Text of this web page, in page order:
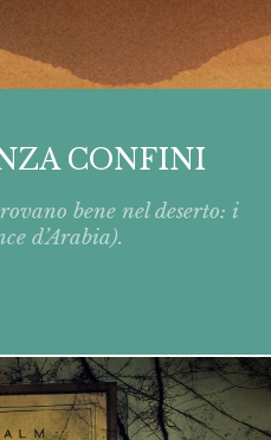
CONFINI
bene nel deserto: i
d’Arabia).